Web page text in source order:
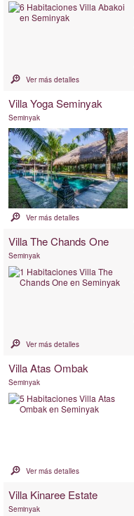
Ver más detalles
Villa Yoga Seminyak
Seminyak
Ver más detalles
Villa The Chands One
Seminyak
Ver más detalles
Villa Atas Ombak
Seminyak
Ver más detalles
Villa Kinaree Estate
Seminyak